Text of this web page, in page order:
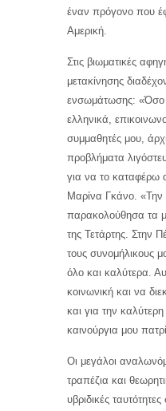
έναν πρόγονο που
Αμερική.
Στις βιωματικές
μετακίνησης
ενσωμάτωσης: «Όσο
ελληνικά,
συμμαθητές μου,
προβλήματα
για να το καταφέρω
Μαρίνα Γκάνο. «Την
παρακολούθησα τα
της Τετάρτης. Στην
τους συνομήλικους
όλο και καλύτερα.
κοινωνική και να
και για την
καινούργια μου
Οι μεγάλοι
τραπέζια και
υβριδικές